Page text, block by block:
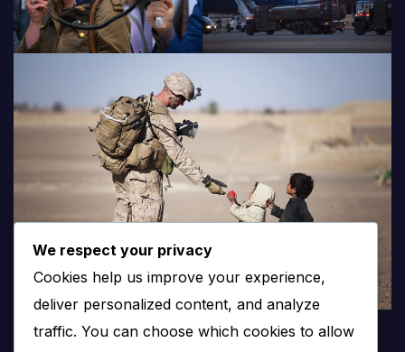
We respect your privacy
Cookies help us improve your experience,
deliver personalized content, and analyze
traffic. You can choose which cookies to allow